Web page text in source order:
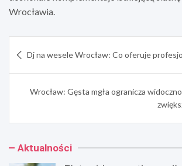
Wrocławia.
wpisu
Dj na wesele Wrocław: Co oferuje
Wrocław: Gęsta mgła ogranicza
Aktualności